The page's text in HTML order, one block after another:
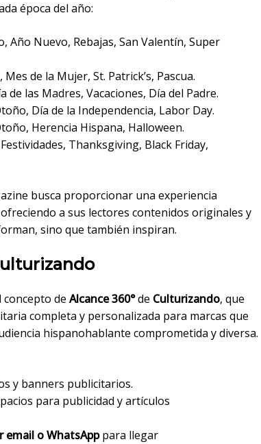
época del año:
Año Nuevo, Rebajas, San Valentín, Super
Mes de la Mujer, St. Patrick’s, Pascua.
de las Madres, Vacaciones, Día del Padre.
Día de la Independencia, Labor Day.
Herencia Hispana, Halloween.
Festividades, Thanksgiving, Black Friday,
busca proporcionar una experiencia
a sus lectores contenidos originales y
sino que también inspiran.
concepto de Alcance 360°de Culturizando, que
completa y personalizada para marcas que
hispanohablante comprometida y diversa.
y banners publicitarios.
para publicidad y artículos
email o WhatsApppara llegar